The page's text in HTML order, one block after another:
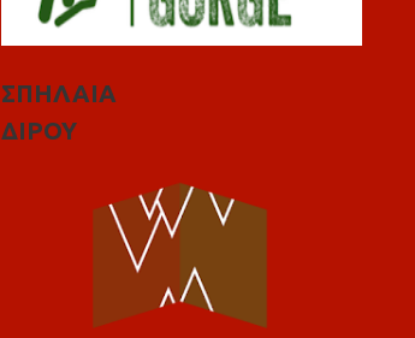
ΣΠΗΛΑΙΑ
ΔΙΡΟΥ